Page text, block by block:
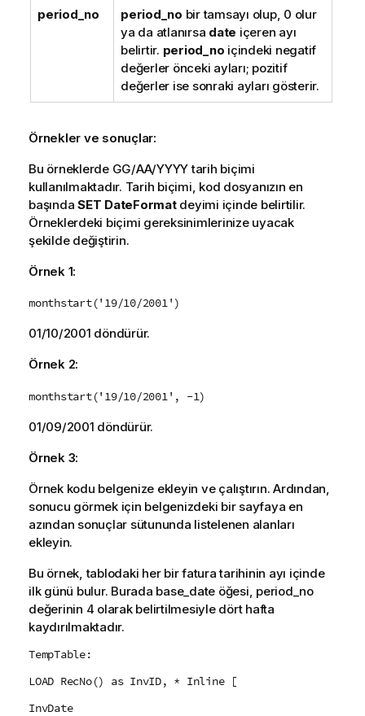
period_no period_no bir tamsayı olup, 0 olur
ya da atlanırsa date içeren ayı
belirtir. period_no içindeki negatif
değerler önceki ayları; pozitif
değerler ise sonraki ayları gösterir.
Örnekler ve sonuçlar:
Bu örneklerde GG/AA/YYYY tarih biçimi
kullanılmaktadır. Tarih biçimi, kod dosyanızın en
başında SET DateFormatdeyimi içinde belirtilir.
Örneklerdeki biçimi gereksinimlerinize uyacak
şekilde değiştirin.
Örnek 1:
monthstart('19/10/2001')
01/10/2001 döndürür.
Örnek 2:
monthstart('19/10/2001', -1)
01/09/2001 döndürür.
Örnek 3:
Örnek kodu belgenize ekleyin ve çalıştırın. Ardından,
sonucu görmek için belgenizdeki bir sayfaya en
azından sonuçlar sütununda listelenen alanları
ekleyin.
Bu örnek, tablodaki her bir fatura tarihinin ayı içinde
ilk günü bulur. Burada base_date öğesi, period_no
değerinin 4 olarak belirtilmesiyle dört hafta
kaydırılmaktadır.
TempTable:
LOAD RecNo() as InvID, * Inline [
InvDate